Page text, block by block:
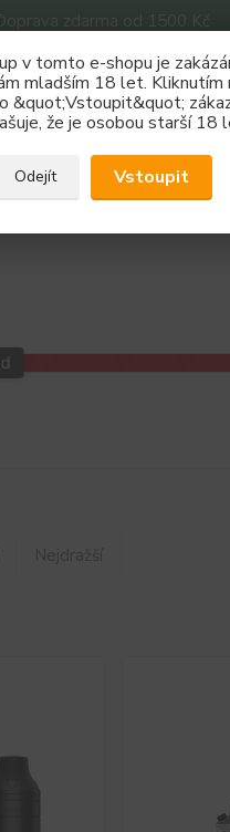
zdarma od 1500 Kč
v tomto e-shopu je
mladším 18 let. Kliknutím
&quot;Vstoupit&quot;
že je osobou starší 18
Odejít Vstoupit
Hledat
Získej slevu 3%
se a nakupuj se slevou
REGISTRAČNÍ FORMULÁŘ
Zavřít